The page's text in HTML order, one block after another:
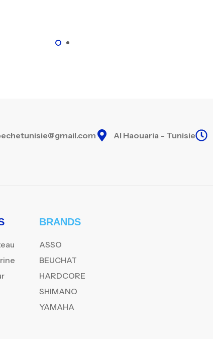
Al Haouaria – Tunisie
BRANDS
ASSO
BEUCHAT
HARDCORE
SHIMANO
YAMAHA